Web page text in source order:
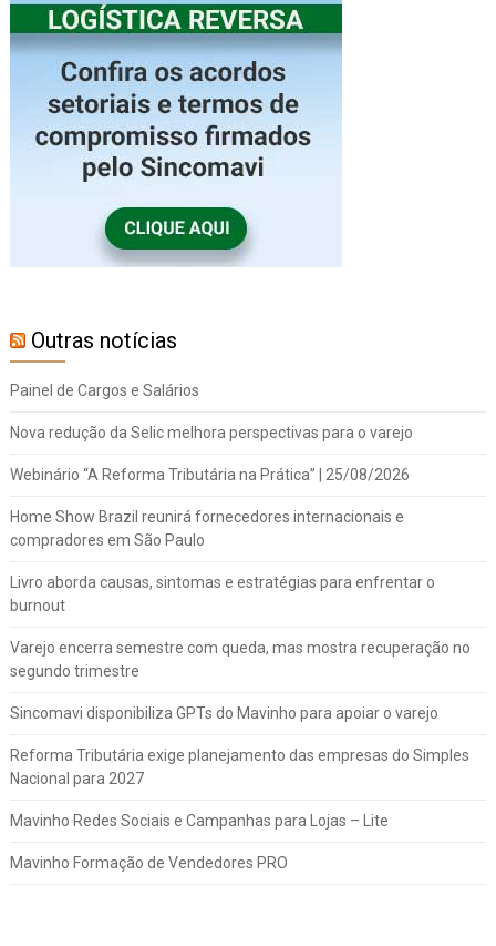
Outras notícias
Painel de Cargos e Salários
Nova redução da Selic melhora perspectivas para o varejo
Webinário “A Reforma Tributária na Prática” | 25/08/2026
Home Show Brazil reunirá fornecedores internacionais e
compradores em São Paulo
Livro aborda causas, sintomas e estratégias para enfrentar o
burnout
Varejo encerra semestre com queda, mas mostra recuperação no
segundo trimestre
Sincomavi disponibiliza GPTs do Mavinho para apoiar o varejo
Reforma Tributária exige planejamento das empresas do Simples
Nacional para 2027
Mavinho Redes Sociais e Campanhas para Lojas – Lite
Mavinho Formação de Vendedores PRO